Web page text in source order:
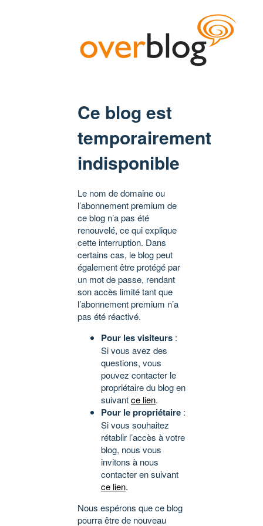
Ce blog est
temporairement
indisponible
Le nom de domaine ou
l’abonnement premium de
ce blog n’a pas été
renouvelé, ce qui explique
cette interruption. Dans
certains cas, le blog peut
également être protégé par
un mot de passe, rendant
son accès limité tant que
l’abonnement premium n’a
pas été réactivé.
Pour les visiteurs :
Si vous avez des
questions, vous
pouvez contacter le
propriétaire du blog en
suivantce lien.
Pour le propriétaire :
Si vous souhaitez
rétablir l’accès à votre
blog, nous vous
invitons à nous
contacter en suivant
ce lien.
Nous espérons que ce blog
pourra être de nouveau